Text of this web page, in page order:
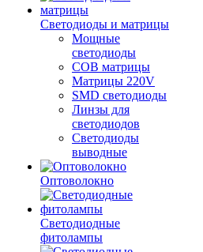
Светодиоды и матрицы
Мощные
светодиоды
COB матрицы
Матрицы 220V
SMD светодиоды
Линзы для
светодиодов
Светодиоды
выводные
Оптоволокно
Светодиодные
фитолампы